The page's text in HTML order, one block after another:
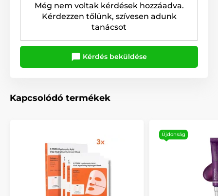
Még nem voltak kérdések hozzáadva.
Kérdezzen tőlünk, szívesen adunk
tanácsot
Kérdés beküldése
Kapcsolódó termékek
Újdonság